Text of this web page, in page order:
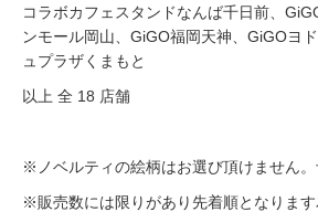
コラボカフェスタンドなんば千日前、
ンモール岡山、GiGO福岡天神、GiGOヨ
ュプラザくまもと
以上 全 18 店舗
※ノベルティの絵柄はお選び頂けません。
※販売数には限りがあり先着順となりま